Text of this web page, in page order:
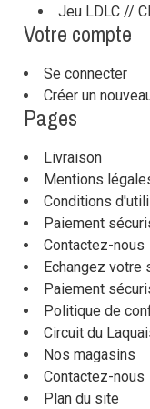
Jeu LDLC //
Votre compte
Se connecter
Créer un
Pages
Livraison
Mentions
Conditions
Paiement
Contactez-nous
Echangez
Paiement
Politique de
Circuit du
Nos magasins
Contactez-nous
Plan du site